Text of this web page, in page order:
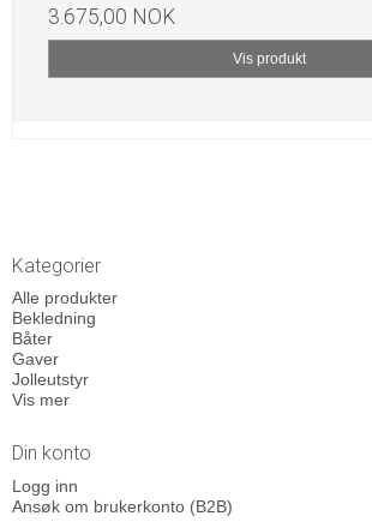
3.675,00 NOK
Vis produkt
Kategorier
Alle produkter
Bekledning
Båter
Gaver
Jolleutstyr
Vis mer
Din konto
Logg inn
Ansøk om brukerkonto (B2B)